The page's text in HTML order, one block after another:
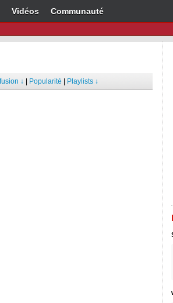
Vidéos Communauté
↓ Popularité Playlists ↓